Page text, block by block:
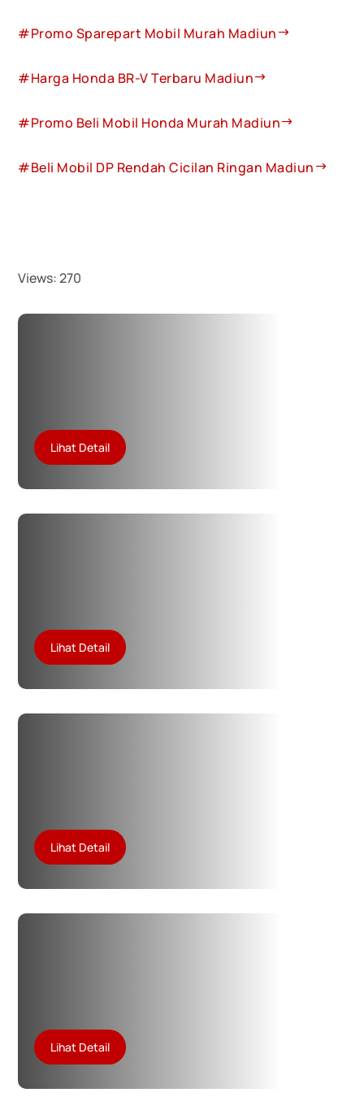
#Promo Sparepart Mobil Murah Madiun
#Harga Honda BR-V Terbaru Madiun
#Promo Beli Mobil Honda Murah Madiun
#Beli Mobil DP Rendah Cicilan Ringan Madiun
Views: 270
Lihat Detail
Lihat Detail
Lihat Detail
Lihat Detail